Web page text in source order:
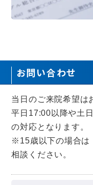
お問い合わせ
当日のご来院希望は
平日17:00以降や土
の対応となります。
※15歳以下の場合は
相談ください。